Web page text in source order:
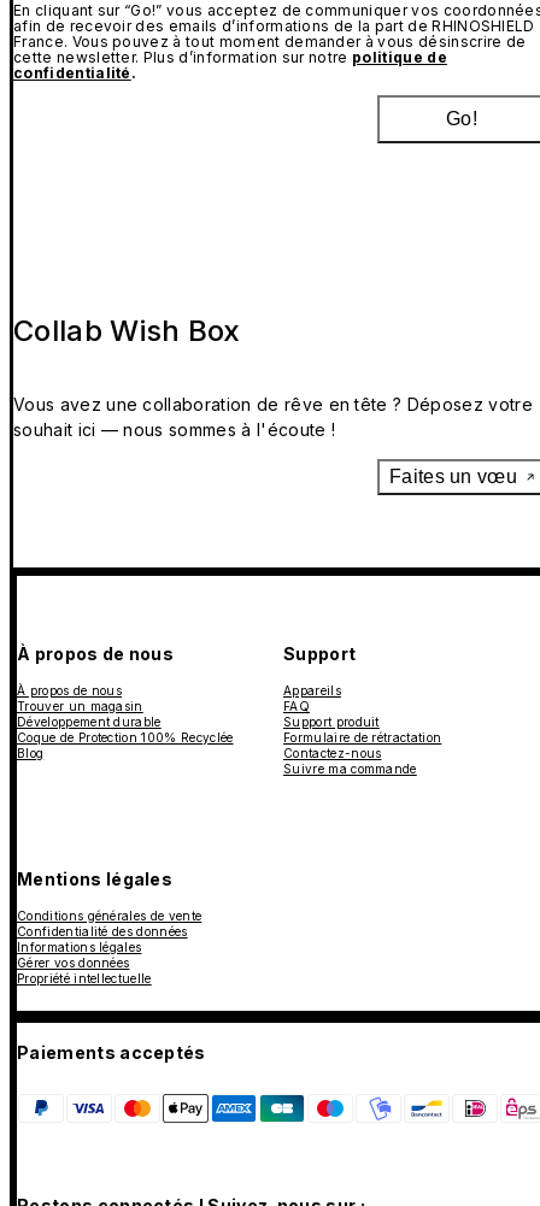
En cliquant sur “Go!” vous acceptez de communiquer vos
afin de recevoir des emails d’informations de la part de RHINOSHIELD
France. Vous pouvez à tout moment demander à vous désinscrire de
cette newsletter. Plus d’information sur notre politique de
confidentialité .
Go!
Collab Wish Box
Vous avez une collaboration de rêve en tête ? Déposez votre
souhait ici — nous sommes à l'écoute !
Faites un vœu
À propos de nous
À propos de nous
Trouver un magasin
Développement durable
Coque de Protection 100% Recyclée
Blog
Support
Appareils
FAQ
Support produit
Formulaire de rétractation
Contactez-nous
Suivre ma commande
Mentions légales
Conditions générales de vente
Confidentialité des données
Informations légales
Gérer vos données
Propriété intellectuelle
Paiements acceptés